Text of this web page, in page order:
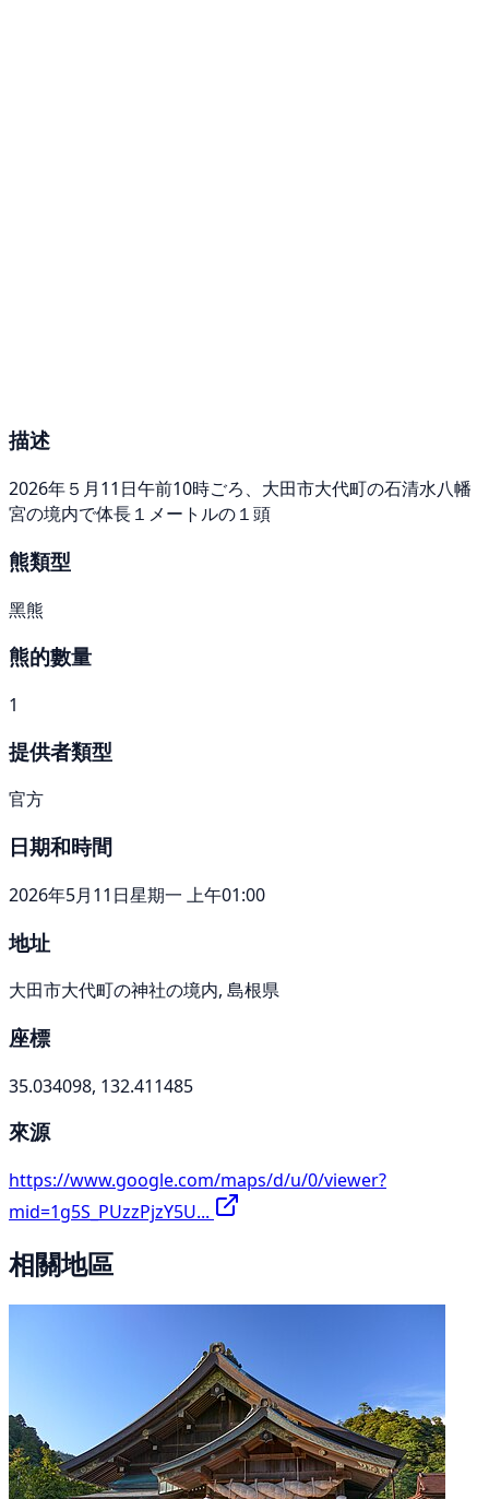
描述
2026年５月11日午前10時ごろ、大田市大代町の石清水八幡
宮の境内で体長１メートルの１頭
熊類型
黑熊
熊的數量
1
提供者類型
官方
日期和時間
2026年5月11日星期一 上午01:00
地址
大田市大代町の神社の境内, 島根県
座標
35.034098, 132.411485
來源
https://www.google.com/maps/d/u/0/viewer?
mid=1g5S_PUzzPjzY5U...
相關地區